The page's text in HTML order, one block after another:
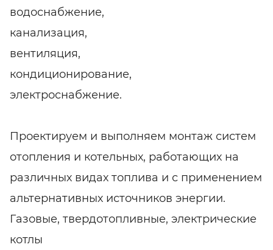
водоснабжение,
канализация,
вентиляция,
кондиционирование,
электроснабжение.
Проектируем и выполняем монтаж систем
отопления и котельных, работающих на
различных видах топлива и с применением
альтернативных источников энергии.
Газовые, твердотопливные, электрические
котлы